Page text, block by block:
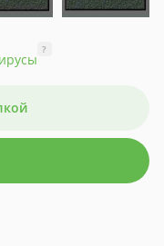
?